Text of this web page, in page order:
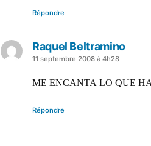
Répondre
Raquel Beltramino
a
dit :
11 septembre 2008 à 4h28
ME ENCANTA LO QUE
Répondre